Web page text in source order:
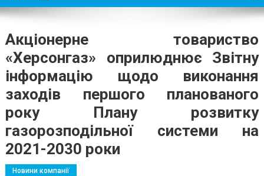
Акціонерне товариство
«Херсонгаз» оприлюднює Звітну
інформацію щодо виконання
заходів першого планованого
року Плану розвитку
газорозподільної системи на
2021-2030 роки
Новини компанії